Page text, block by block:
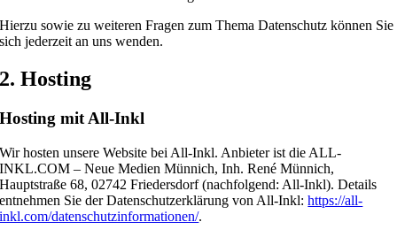
Hierzu sowie zu weiteren Fragen zum Thema Datenschutz können Sie
sich jederzeit an uns wenden.
2. Hosting
Hosting mit All-Inkl
Wir hosten unsere Website bei All-Inkl. Anbieter ist die ALL-
INKL.COM – Neue Medien Münnich, Inh. René Münnich,
Hauptstraße 68, 02742 Friedersdorf (nachfolgend: All-Inkl). Details
entnehmen Sie der Datenschutzerklärung von All-Inkl:https://all-
inkl.com/datenschutzinformationen/.